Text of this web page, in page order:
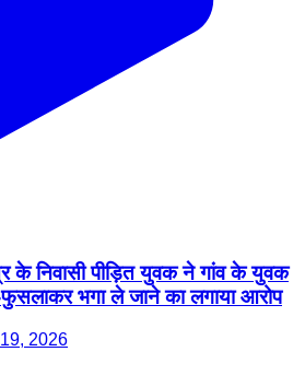
के निवासी पीड़ित युवक ने गांव के युवक